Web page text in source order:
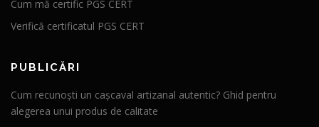
Cum mă certific PGS CERT
Verifică certificatul PGS CERT
PUBLICĂRI
Cum recunoști un cașcaval artizanal autentic? Ghid pentru
alegerea unui produs de calitate